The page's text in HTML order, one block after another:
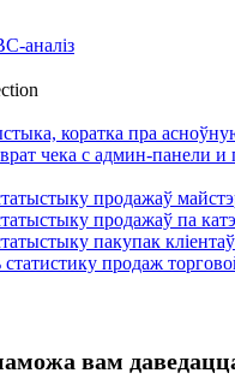
аналіз
коратка пра
чека с админ-панели и
продажаў
продажаў па
пакупак кліентаў
продаж
вам